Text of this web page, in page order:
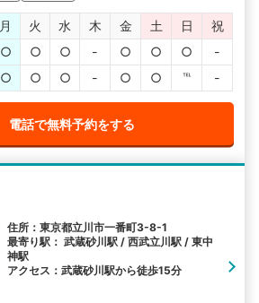
月 火 水 木 金 土 日
祝
○ ○ ○ - ○ ○ ○
-
○ ○ ○ - ○ ○ ℡ -
電話で無料予約をする
住所：東京都立川市一番町3-8-1
最寄り駅： 武蔵砂川駅 / 西武立川駅 / 東中
神駅
アクセス：武蔵砂川駅から徒歩15分